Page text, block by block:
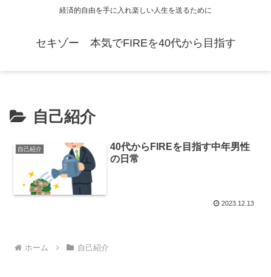
経済的自由を手に入れ楽しい人生を送るために
セキゾー 本気でFIREを40代から目指す
自己紹介
自己紹介
40代からFIREを目指す中年男性
の日常
2023.12.13
ホーム 自己紹介